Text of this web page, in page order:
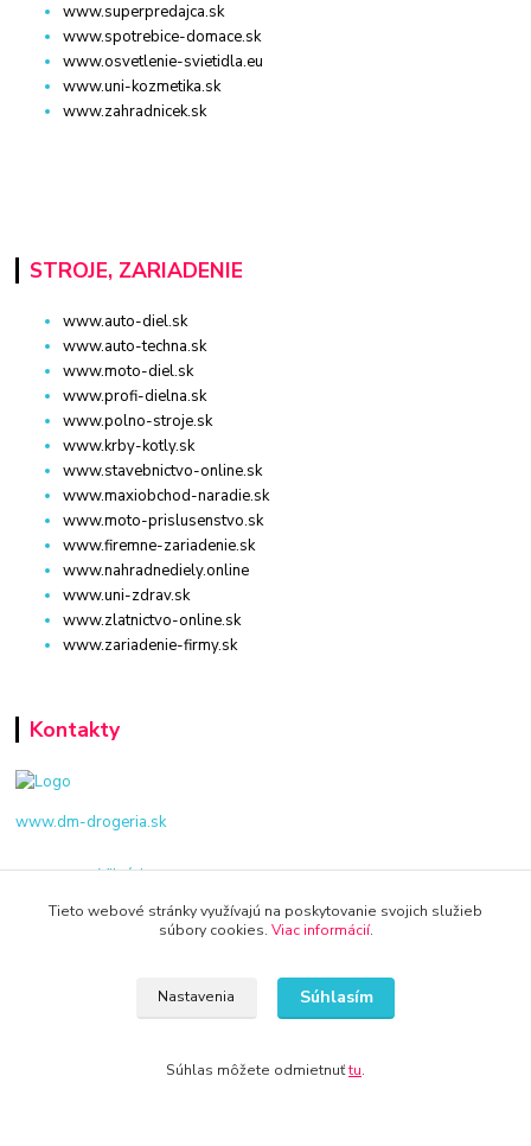
www.superpredajca.sk
www.spotrebice-domace.sk
www.osvetlenie-svietidla.eu
www.uni-kozmetika.sk
www.zahradnicek.sk
STROJE, ZARIADENIE
www.auto-diel.sk
www.auto-techna.sk
www.moto-diel.sk
www.profi-dielna.sk
www.polno-stroje.sk
www.krby-kotly.sk
www.stavebnictvo-online.sk
www.maxiobchod-naradie.sk
www.moto-prislusenstvo.sk
www.firemne-zariadenie.sk
www.nahradnediely.online
www.uni-zdrav.sk
www.zlatnictvo-online.sk
www.zariadenie-firmy.sk
Kontakty
www.dm-drogeria.sk
Viktória
+421 940 949 000
Tieto webové stránky využívajú na poskytovanie svojich služieb
súbory cookies. Viac informácií.
Nastavenia Súhlasím
Súhlas môžete odmietnuťtu.